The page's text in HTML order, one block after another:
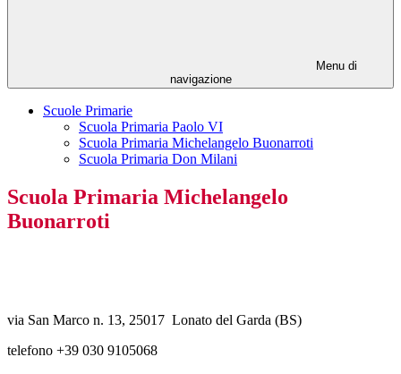
Menu di
navigazione
Scuole Primarie
Scuola Primaria Paolo VI
Scuola Primaria Michelangelo Buonarroti
Scuola Primaria Don Milani
Scuola Primaria Michelangelo
Buonarroti
via San Marco n. 13, 25017 Lonato del Garda (BS)
telefono +39 030 9105068